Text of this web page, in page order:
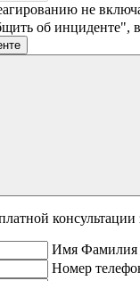
не
об инциденте",
Имя Фамилия
Номер